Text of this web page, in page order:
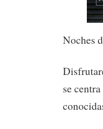
Noches
se